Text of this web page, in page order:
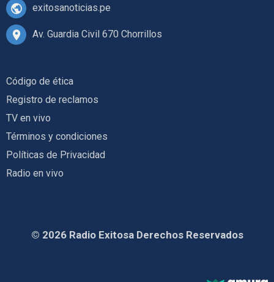
exitosanoticias.pe
Av. Guardia Civil 670 Chorrillos
Código de ética
Registro de reclamos
TV en vivo
Términos y condiciones
Políticas de Privacidad
Radio en vivo
© 2026 Radio Exitosa Derechos Reservados